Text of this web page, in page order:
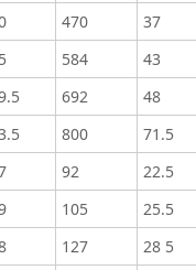
470 37
584 43
692 48
800 71.5
92 22.5
105 25.5
127 28 5